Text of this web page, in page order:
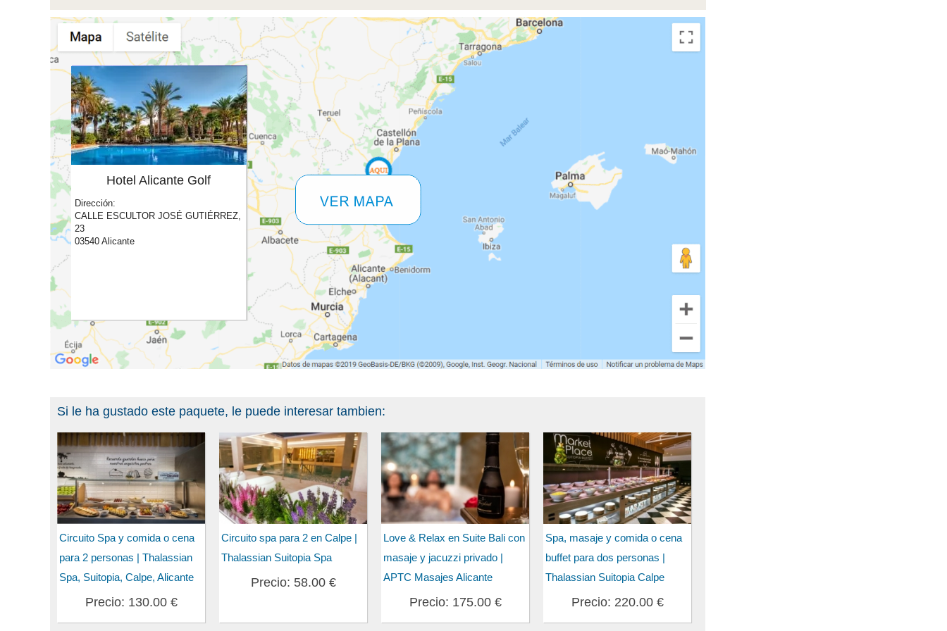
Hotel Alicante Golf
Dirección:
CALLE ESCULTOR JOSÉ GUTIÉRREZ,
23
03540 Alicante
Si le ha gustado este paquete, le puede interesar tambien:
Circuito Spa y comida o cena
para 2 personas | Thalassian
Spa, Suitopia, Calpe, Alicante
Precio: 130.00 €
Circuito spa para 2 en Calpe |
Thalassian Suitopia Spa
Precio: 58.00 €
Love & Relax en Suite Bali con
masaje y jacuzzi privado |
APTC Masajes Alicante
Precio: 175.00 €
Spa, masaje y comida o cena
buffet para dos personas |
Thalassian Suitopia Calpe
Precio: 220.00 €